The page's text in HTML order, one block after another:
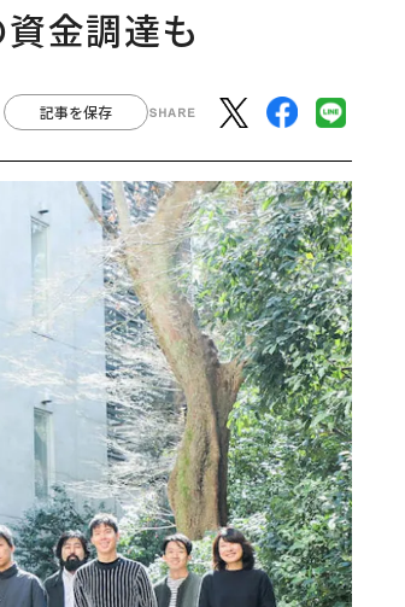
金調達も
記事を保存